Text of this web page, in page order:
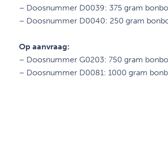
– Doosnummer D0039: 375 gram
– Doosnummer D0040: 250 gram
Op aanvraag:
– Doosnummer G0203: 750 gram
– Doosnummer D0081: 1000 gram